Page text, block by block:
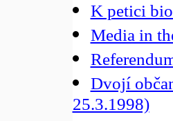
K petici
Media in
Dvojí
25.3.1998)